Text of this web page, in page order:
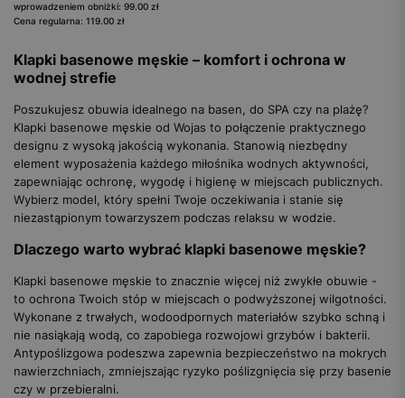
wprowadzeniem obniżki: 99.00 zł
Cena regularna: 119.00 zł
Klapki basenowe męskie – komfort i ochrona w
wodnej strefie
Poszukujesz obuwia idealnego na basen, do SPA czy na plażę?
Klapki basenowe męskie od Wojas to połączenie praktycznego
designu z wysoką jakością wykonania. Stanowią niezbędny
element wyposażenia każdego miłośnika wodnych aktywności,
zapewniając ochronę, wygodę i higienę w miejscach publicznych.
Wybierz model, który spełni Twoje oczekiwania i stanie się
niezastąpionym towarzyszem podczas relaksu w wodzie.
Dlaczego warto wybrać klapki basenowe męskie?
Klapki basenowe męskie to znacznie więcej niż zwykłe obuwie -
to ochrona Twoich stóp w miejscach o podwyższonej wilgotności.
Wykonane z trwałych, wodoodpornych materiałów szybko schną i
nie nasiąkają wodą, co zapobiega rozwojowi grzybów i bakterii.
Antypoślizgowa podeszwa zapewnia bezpieczeństwo na mokrych
nawierzchniach, zmniejszając ryzyko poślizgnięcia się przy basenie
czy w przebieralni.